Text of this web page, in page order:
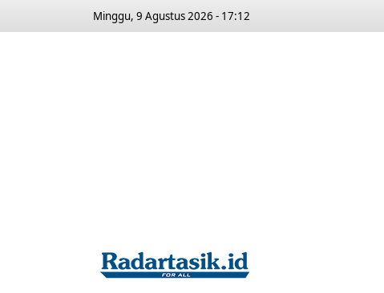
Minggu, 9 Agustus 2026 - 17:12